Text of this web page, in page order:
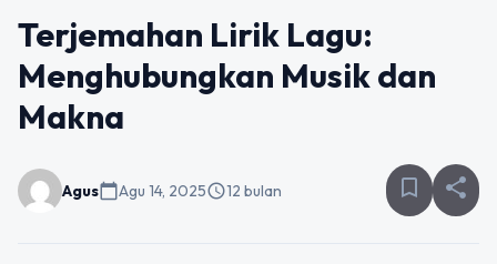
Terjemahan Lirik Lagu:
Menghubungkan Musik dan
Makna
Aguscalendar_todayAgu 14, 2025schedule12 bulan bookmark_border share